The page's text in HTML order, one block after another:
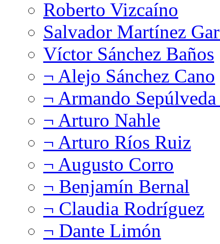
Roberto Vizcaíno
Salvador Martínez
Víctor Sánchez Baños
¬ Alejo Sánchez Cano
¬ Armando
¬ Arturo Nahle
¬ Arturo Ríos Ruiz
¬ Augusto Corro
¬ Benjamín Bernal
¬ Claudia Rodríguez
¬ Dante Limón